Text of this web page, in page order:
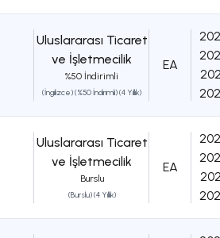
Uluslararası Ticaret
ve İşletmecilik
%50 İndirimli
(İngilizce) (%50 İndirimli) (4 Yıllık)
EA
Uluslararası Ticaret
ve İşletmecilik
Burslu
(Burslu) (4 Yıllık)
EA